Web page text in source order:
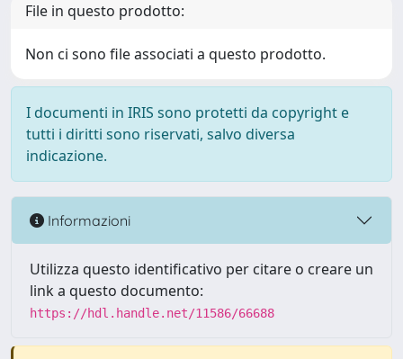
File in questo prodotto:
Non ci sono file associati a questo prodotto.
I documenti in IRIS sono protetti da copyright e
tutti i diritti sono riservati, salvo diversa
indicazione.
Informazioni
Utilizza questo identificativo per citare o creare un
link a questo documento:
https://hdl.handle.net/11586/66688